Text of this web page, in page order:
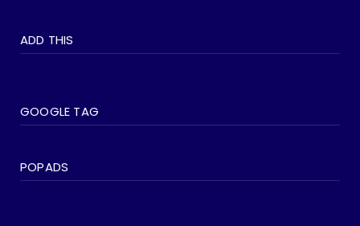
Madonna entra en su última era 'Popular'
con The Weeknd
ADD THIS
GOOGLE TAG
POPADS